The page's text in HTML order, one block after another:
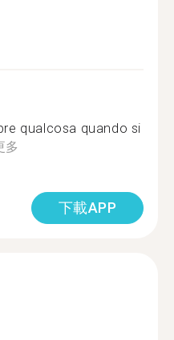
qualcosa quando si
多
下載APP